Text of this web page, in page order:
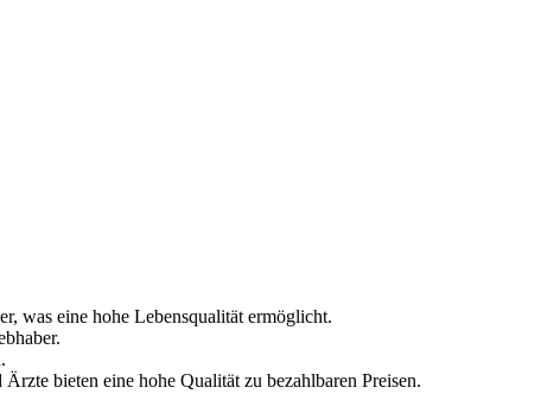
was eine hohe Lebensqualität ermöglicht.
bieten eine hohe Qualität zu bezahlbaren Preisen.